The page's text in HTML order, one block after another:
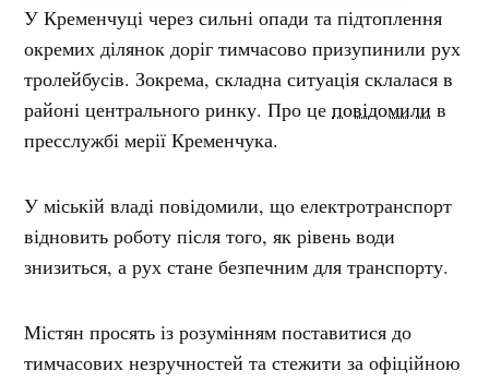
У Кременчуці через сильні опади та підтоплення
окремих ділянок доріг тимчасово призупинили рух
тролейбусів. Зокрема, складна ситуація склалася в
районі центрального ринку. Про цеповідомили в
пресслужбі мерії Кременчука.
У міській владі повідомили, що електротранспорт
відновить роботу після того, як рівень води
знизиться, а рух стане безпечним для транспорту.
Містян просять із розумінням поставитися до
тимчасових незручностей та стежити за офіційною